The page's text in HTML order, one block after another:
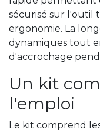
sécurisé sur l'outil
ergonomie. La
dynamiques tout
d'accrochage
Un kit
l'emploi
Le kit comprend